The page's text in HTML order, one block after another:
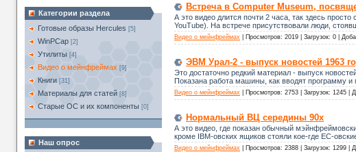
Категории раздела
Готовые образы Hercules [5]
WinPCap [2]
Утилиты [4]
Видео о мейнфреймах [9]
Книги [31]
Материалы для статей [8]
Старые ОС и их компоненты [0]
Наш опрос
Встреча в Computer Museum,
А это видео длится почти 2 часа, так здесь
YouTube). На встрече присутствовали люди,
Видео о мейнфреймах Просмотров: 2019 Загрузок: 0
ЭВМ Урал-2 - выпуск новостей 1963
Это достаточно редкий материал - выпуск
Показана работа машины, как вводят программу и
Видео о мейнфреймах Просмотров: 2753 Загрузок: 1245
Нормальный ВЦ середины 90х
А это видео, где показан обычный
кроме IBM-овских ящиков стояли кое-где ЕС-
Видео о мейнфреймах Просмотров: 2388 Загрузок: 1299